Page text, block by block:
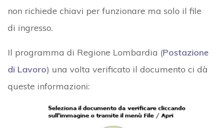
non richiede chiavi per funzionare ma solo il file
di ingresso.
Il programma di Regione Lombardia (Postazione
di Lavoro) una volta verificato il documento ci dà
queste informazioni: